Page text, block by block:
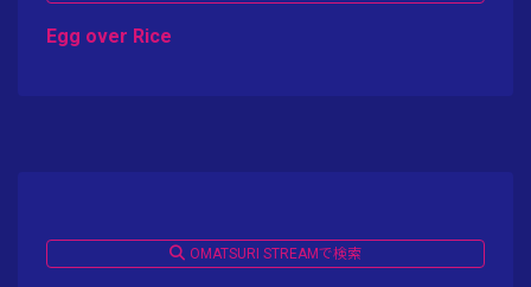
Egg over Rice
OMATSURI STREAMで検索